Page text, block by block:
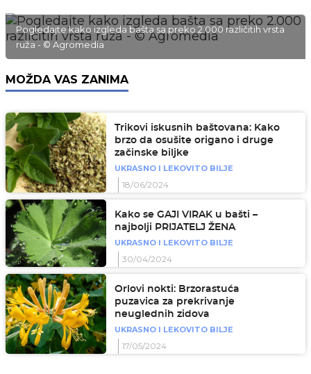
Pogledajte kako izgleda bašta sa preko 2.000 različitih vrsta
ruža - © Agromedia
MOŽDA VAS ZANIMA
Trikovi iskusnih baštovana: Kako
brzo da osušite origano i druge
začinske biljke
UKRASNO I LEKOVITO BILJE
18/06/2024
Kako se GAJI VIRAK u bašti –
najbolji PRIJATELJ ŽENA
UKRASNO I LEKOVITO BILJE
30/04/2024
Orlovi nokti: Brzorastuća
puzavica za prekrivanje
neuglednih zidova
UKRASNO I LEKOVITO BILJE
17/05/2024